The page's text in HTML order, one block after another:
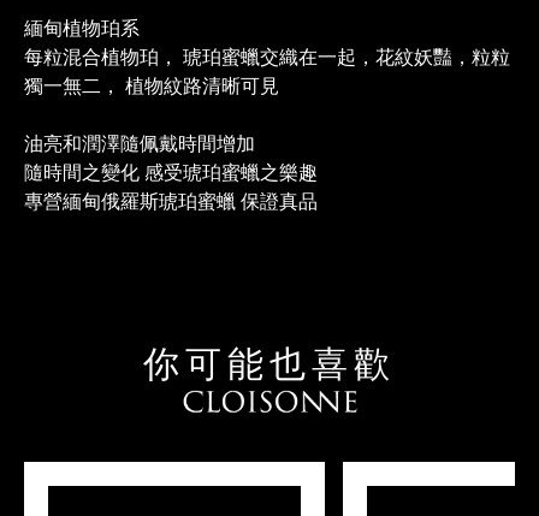
緬甸植物珀系
每粒混合植物珀， 琥珀蜜蠟交織在一起，花紋妖豔，粒粒
獨一無二， 植物紋路清晰可見
油亮和潤澤隨佩戴時間增加
隨時間之變化 感受琥珀蜜蠟之樂趣
專營緬甸俄羅斯琥珀蜜蠟 保證真品
你可能也喜歡